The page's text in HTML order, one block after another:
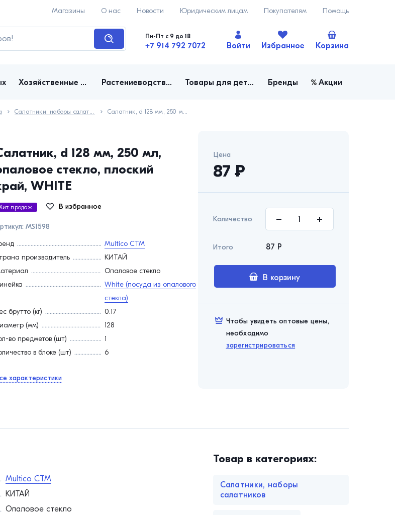
Магазины О нас Новости Юридическим лицам Покупателям Помощь
Пн-Пт с 9 до 18
+7 914 792 7072 Войти Избранное Корзина
Хозяйственные товары Растениеводство, дача, огород Товары для детей Бренды Акции
Салатники, наборы салатников Салатник, d 128 мм, 250 мл, опаловое стекло, плоский край, WHITE
d 128 мм, 250 мл,
стекло, плоский
WHITE
продаж В избранное
MS1598
Multico СТМ
производитель
КИТАЙ
Опаловое стекло
White (посуда из опалового
стекла)
брутто (кг)
0.17
(мм)
128
во предметов (шт)
1
в блоке (шт)
6
характеристики
Цена
87 ₽
Количество
Итого 87 Р
В корзину
Чтобы увидеть оптовые цены,
необходимо
зарегистрироваться
Товар в категориях:
Салатники, наборы
салатников
Multico СТМ
КИТАЙ
Опаловое стекло